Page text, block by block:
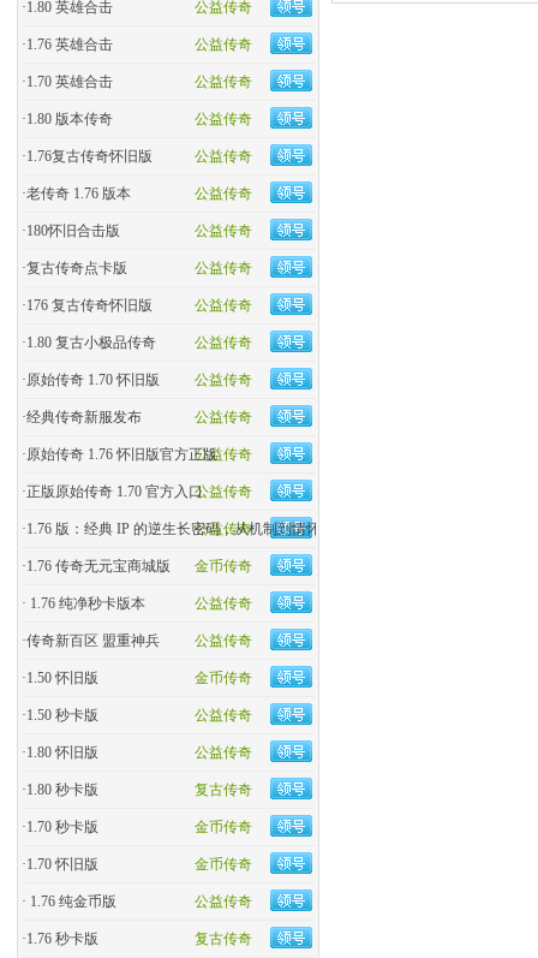
公益传奇
·1.80 英雄合击
公益传奇
·1.76 英雄合击
公益传奇
·1.70 英雄合击
公益传奇
·1.80 版本传奇
公益传奇
·1.76复古传奇怀旧版
公益传奇
·老传奇 1.76 版本
公益传奇
·180怀旧合击版
公益传奇
·复古传奇点卡版
公益传奇
·176 复古传奇怀旧版
公益传奇
·1.80 复古小极品传奇
公益传奇
·原始传奇 1.70 怀旧版
公益传奇
·经典传奇新服发布
公益传奇
·原始传奇 1.76 怀旧版官方正版
公益传奇
·正版原始传奇 1.70 官方入口
公益传奇
·1.76 版：经典 IP 的逆生长密码，从机制到情怀的全民�
金币传奇
·1.76 传奇无元宝商城版
公益传奇
· 1.76 纯净秒卡版本
公益传奇
·传奇新百区 盟重神兵
金币传奇
·1.50 怀旧版
公益传奇
·1.50 秒卡版
公益传奇
·1.80 怀旧版
复古传奇
·1.80 秒卡版
金币传奇
·1.70 秒卡版
金币传奇
·1.70 怀旧版
公益传奇
· 1.76 纯金币版
复古传奇
·1.76 秒卡版